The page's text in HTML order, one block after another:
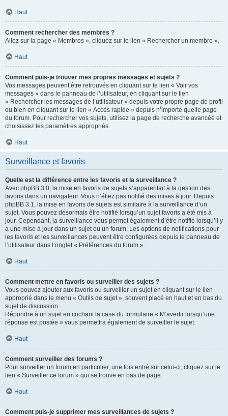
Haut
Comment rechercher des membres ?
Allez sur la page « Membres », cliquez sur le lien « Rechercher un membre ».
Haut
Comment puis-je trouver mes propres messages et sujets ?
Vos messages peuvent être retrouvés en cliquant sur le lien « Voir vos
messages » dans le panneau de l’utilisateur, en cliquant sur le lien
« Rechercher les messages de l’utilisateur » depuis votre propre page de profil
ou bien en cliquant sur le lien « Accès rapide » depuis n’importe quelle page
du forum. Pour rechercher vos sujets, utilisez la page de recherche avancée et
choisissez les paramètres appropriés.
Haut
Surveillance et favoris
Quelle est la différence entre les favoris et la surveillance ?
Avec phpBB 3.0, la mise en favoris de sujets s’apparentait à la gestion des
favoris dans un navigateur. Vous n’étiez pas notifié des mises à jour. Depuis
phpBB 3.1, la mise en favoris de sujets est similaire à la surveillance d’un
sujet. Vous pouvez désormais être notifié lorsqu’un sujet favoris a été mis à
jour. Cependant, la surveillance vous permet également d’être notifié lorsqu’il y
a une mise à jour dans un sujet ou un forum. Les options de notifications pour
les favoris et les surveillances peuvent être configurées depuis le panneau de
l’utilisateur dans l’onglet « Préférences du forum ».
Haut
Comment mettre en favoris ou surveiller des sujets ?
Vous pouvez ajouter aux favoris ou surveiller un sujet en cliquant sur le lien
approprié dans le menu « Outils de sujet », souvent placé en haut et en bas du
sujet de discussion.
Répondre à un sujet en cochant la case du formulaire « M’avertir lorsqu’une
réponse est postée » vous permettra également de surveiller le sujet.
Haut
Comment surveiller des forums ?
Pour surveiller un forum en particulier, une fois entré sur celui-ci, cliquez sur le
lien « Surveiller ce forum » qui se trouve en bas de page.
Haut
Comment puis-je supprimer mes surveillances de sujets ?